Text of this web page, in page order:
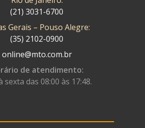
(21) 3031-6700
Gerais – Pouso Alegre:
(35) 2102-0900
online@mto.com.br
de atendimento:
sexta das 08:00 às 17:48.